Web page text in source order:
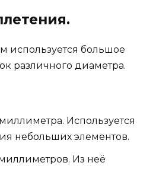
используется большое
различного диаметра.
Используется
небольших элементов.
Из неё